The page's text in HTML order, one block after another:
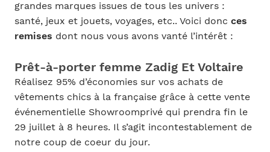
grandes marques issues de tous les univers :
santé, jeux et jouets, voyages, etc.. Voici donc ces
remises dont nous vous avons vanté l’intérêt :
Prêt-à-porter femme Zadig Et Voltaire
Réalisez 95% d’économies sur vos achats de
vêtements chics à la française grâce à cette vente
événementielle Showroomprivé qui prendra fin le
29 juillet à 8 heures. Il s’agit incontestablement de
notre coup de coeur du jour.